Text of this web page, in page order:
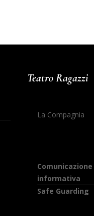
Teatro Ragazzi
La Compagnia
Comunicazione
informativa
Safe Guarding